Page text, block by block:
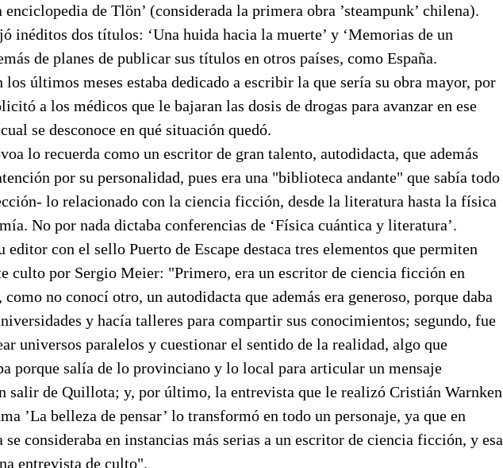
enciclopedia de Tlön’ (considerada la primera obra ’steampunk’ chilena).
inéditos dos títulos: ‘Una huida hacia la muerte’ y ‘Memorias de un
de planes de publicar sus títulos en otros países, como España.
los últimos meses estaba dedicado a escribir la que sería su obra mayor, por
a los médicos que le bajaran las dosis de drogas para avanzar en ese
se desconoce en qué situación quedó.
lo recuerda como un escritor de gran talento, autodidacta, que además
por su personalidad, pues era una "biblioteca andante" que sabía todo
lo relacionado con la ciencia ficción, desde la literatura hasta la física
No por nada dictaba conferencias de ‘Física cuántica y literatura’.
editor con el sello Puerto de Escape destaca tres elementos que permiten
culto por Sergio Meier: "Primero, era un escritor de ciencia ficción en
como no conocí otro, un autodidacta que además era generoso, porque daba
y hacía talleres para compartir sus conocimientos; segundo, fue
universos paralelos y cuestionar el sentido de la realidad, algo que
porque salía de lo provinciano y lo local para articular un mensaje
salir de Quillota; y, por último, la entrevista que le realizó Cristián Warnken
’La belleza de pensar’ lo transformó en todo un personaje, ya que en
consideraba en instancias más serias a un escritor de ciencia ficción, y esa
entrevista de culto".